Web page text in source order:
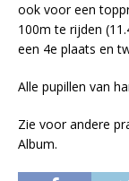
ook voor een
100m te rijden
een 4e plaats en
Alle pupillen van
Zie voor andere
Album.